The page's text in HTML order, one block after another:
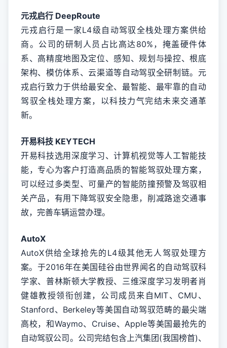
元戎启行 DeepRoute
元戎启行是一家L4级自动驾驭全栈处理方案供给
商。公司的研制人员占比高达80%，掩盖硬件体
系、高精度地图及定位、感知、规划与操控、根底
架构、模仿体系、云渠道等自动驾驭全研制链。元
戎启行致力于供给最安全、最智能、最牢靠的自动
驾驭全栈处理方案，以科技力气完结未来交通革
新。
开易科技 KEYTECH
开易科技选用深度学习、计算机视觉等人工智能技
能，专心为客户打造高品质的智能驾驭处理方案，
可以经过多类型、可量产的智能防撞预警及驾驭相
关产品，有用下降驾驭安全隐患，削减路途交通事
故，完善车辆运营办理。
AutoX
AutoX供给全球抢先的L4级其他无人驾驭处理方
案。于2016年在美国硅谷由世界闻名的自动驾驭科
学家、普林斯顿大学教授、三维深度学习发明者肖
健雄教授领衔创建，公司成员来自MIT、CMU、
Stanford、Berkeley等美国自动驾驭范畴的最尖端
高校，和Waymo、Cruise、Apple等美国最抢先的
自动驾驭公司。公司完结包含上汽集团(我国榜首)、